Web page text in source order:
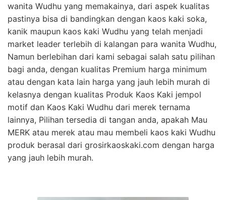
wanita Wudhu yang memakainya, dari aspek kualitas
pastinya bisa di bandingkan dengan kaos kaki soka,
kanik maupun kaos kaki Wudhu yang telah menjadi
market leader terlebih di kalangan para wanita Wudhu,
Namun berlebihan dari kami sebagai salah satu pilihan
bagi anda, dengan kualitas Premium harga minimum
atau dengan kata lain harga yang jauh lebih murah di
kelasnya dengan kualitas Produk Kaos Kaki jempol
motif dan Kaos Kaki Wudhu dari merek ternama
lainnya, Pilihan tersedia di tangan anda, apakah Mau
MERK atau merek atau mau membeli kaos kaki Wudhu
produk berasal dari grosirkaoskaki.com dengan harga
yang jauh lebih murah.